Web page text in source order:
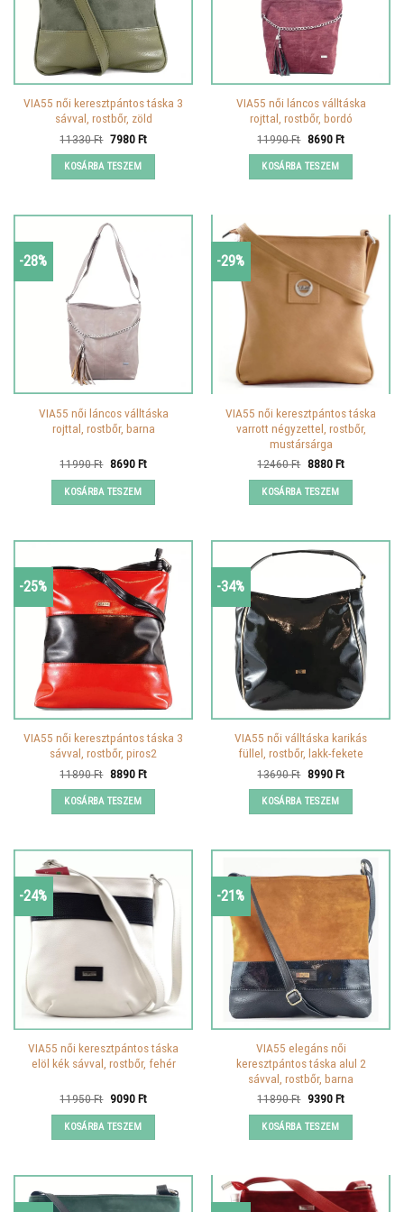
VIA55 női keresztpántos táska 3
sávval, rostbőr, zöld
11330Ft Original
was:
11330 Ft.
7980FtCurrent
KOSÁRBA TESZEM
VIA55 női láncos válltáska
rojttal, rostbőr, bordó
11990Ft Original
was:
11990 Ft.
8690FtCurrent
KOSÁRBA TESZEM
-28%
VIA55 női láncos válltáska
rojttal, rostbőr, barna
11990Ft Original
was:
11990 Ft.
8690FtCurrent
KOSÁRBA TESZEM
-29%
VIA55 női keresztpántos táska
varrott négyzettel, rostbőr,
mustársárga
12460Ft Original
was:
12460 Ft.
8880FtCurrent
KOSÁRBA TESZEM
-25%
VIA55 női keresztpántos táska 3
sávval, rostbőr, piros2
11890Ft Original
was:
11890 Ft.
8890FtCurrent
KOSÁRBA TESZEM
-34%
VIA55 női válltáska karikás
füllel, rostbőr, lakk-fekete
13690Ft Original
was:
13690 Ft.
8990FtCurrent
KOSÁRBA TESZEM
-24%
VIA55 női keresztpántos táska
elöl kék sávval, rostbőr, fehér
11950Ft Original
was:
11950 Ft.
9090FtCurrent
KOSÁRBA TESZEM
-21%
VIA55 elegáns női
keresztpántos táska alul 2
sávval, rostbőr, barna
11890Ft Original
was:
11890 Ft.
9390FtCurrent
KOSÁRBA TESZEM